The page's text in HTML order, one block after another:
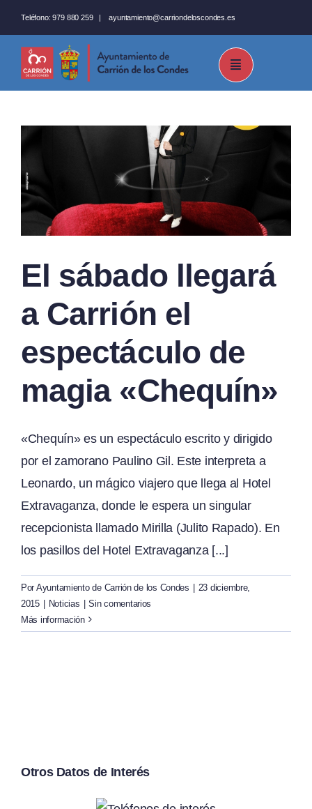
al
contenido
Teléfono: 979 880 259 |ayuntamiento@carriondeloscondes.es
El sábado llegará
a Carrión el
espectáculo de
magia «Chequín»
«Chequín» es un espectáculo escrito y dirigido
por el zamorano Paulino Gil. Este interpreta a
Leonardo, un mágico viajero que llega al Hotel
Extravaganza, donde le espera un singular
recepcionista llamado Mirilla (Julito Rapado). En
los pasillos del Hotel Extravaganza [...]
Por Ayuntamiento de Carrión de los Condes
23 diciembre,
2015
Noticias
Sin comentarios
Más información
Otros Datos de Interés